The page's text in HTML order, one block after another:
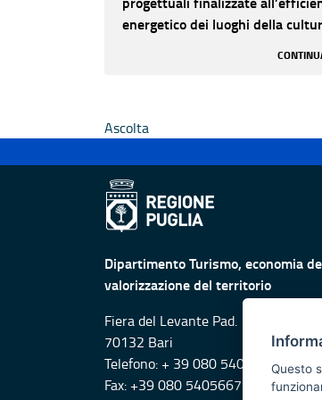
energetico dei luoghi della
Ascolta
Dipartimento Turismo, economia
valorizzazione del territorio
Fiera del Levante Pad. 107,
70132 Bari
Telefono: + 39 080 5405615
Fax: +39 080 5405667
Questo